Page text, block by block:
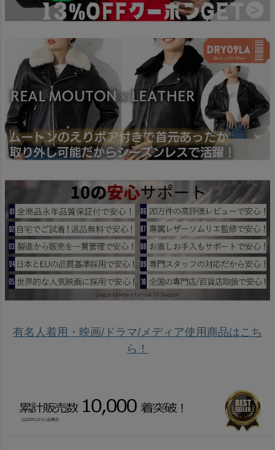
有名人着用・映画/ドラマ/メディア使用商品はこち
ら！